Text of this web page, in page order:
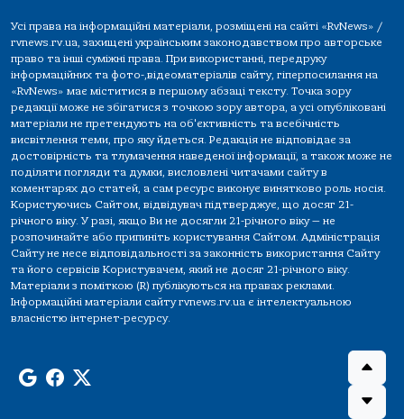
Усі права на інформаційні матеріали, розміщені на сайті «RvNews» /
rvnews.rv.ua, захищені українським законодавством про авторське
право та інші суміжні права. При використанні, передруку
інформаційних та фото-,відеоматеріалів сайту, гіперпосилання на
«RvNews» має міститися в першому абзаці тексту. Точка зору
редакції може не збігатися з точкою зору автора, а усі опубліковані
матеріали не претендують на об'єктивність та всебічність
висвітлення теми, про яку йдеться. Редакція не відповідає за
достовірність та тлумачення наведеної інформації, а також може не
поділяти погляди та думки, висловлені читачами сайту в
коментарях до статей, а сам ресурс виконує винятково роль носія.
Користуючись Сайтом, відвідувач підтверджує, що досяг 21-
річного віку. У разі, якщо Ви не досягли 21-річного віку — не
розпочинайте або припиніть користування Сайтом. Адміністрація
Сайту не несе відповідальності за законність використання Сайту
та його сервісів Користувачем, який не досяг 21-річного віку.
Матеріали з поміткою (R) публікуються на правах реклами.
Інформаційні матеріали сайту rvnews.rv.ua є інтелектуальною
власністю інтернет-ресурсу.